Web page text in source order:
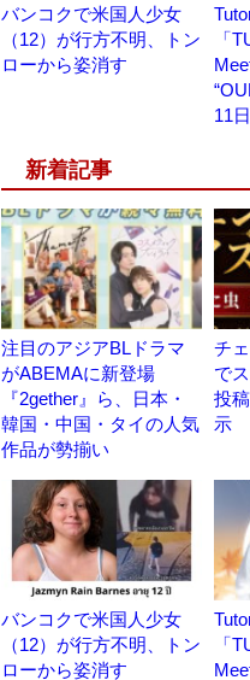
バンコクで米国人少女
（12）が行方不明、トン
ローから姿消す
「
11
新着記事
注目のアジアBLドラマ
がABEMAに新登場
『2gether』ら、日本・
韓国・中国・タイの人気
作品が勢揃い
チ
で
投
示
バンコクで米国人少女
（12）が行方不明、トン
ローから姿消す
「